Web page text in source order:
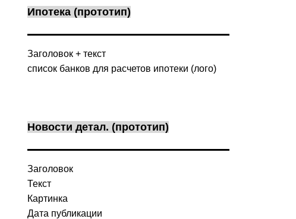
Ипотека (прототип)
Заголовок + текст
список банков для расчетов ипотеки (лого)
Новости детал. (прототип)
Заголовок
Текст
Картинка
Дата публикации